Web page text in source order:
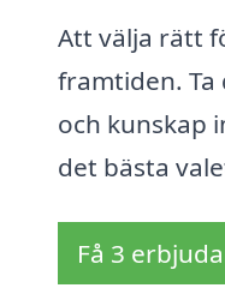
Att välja rätt
framtiden.
och kunskap
det bästa
Få 3